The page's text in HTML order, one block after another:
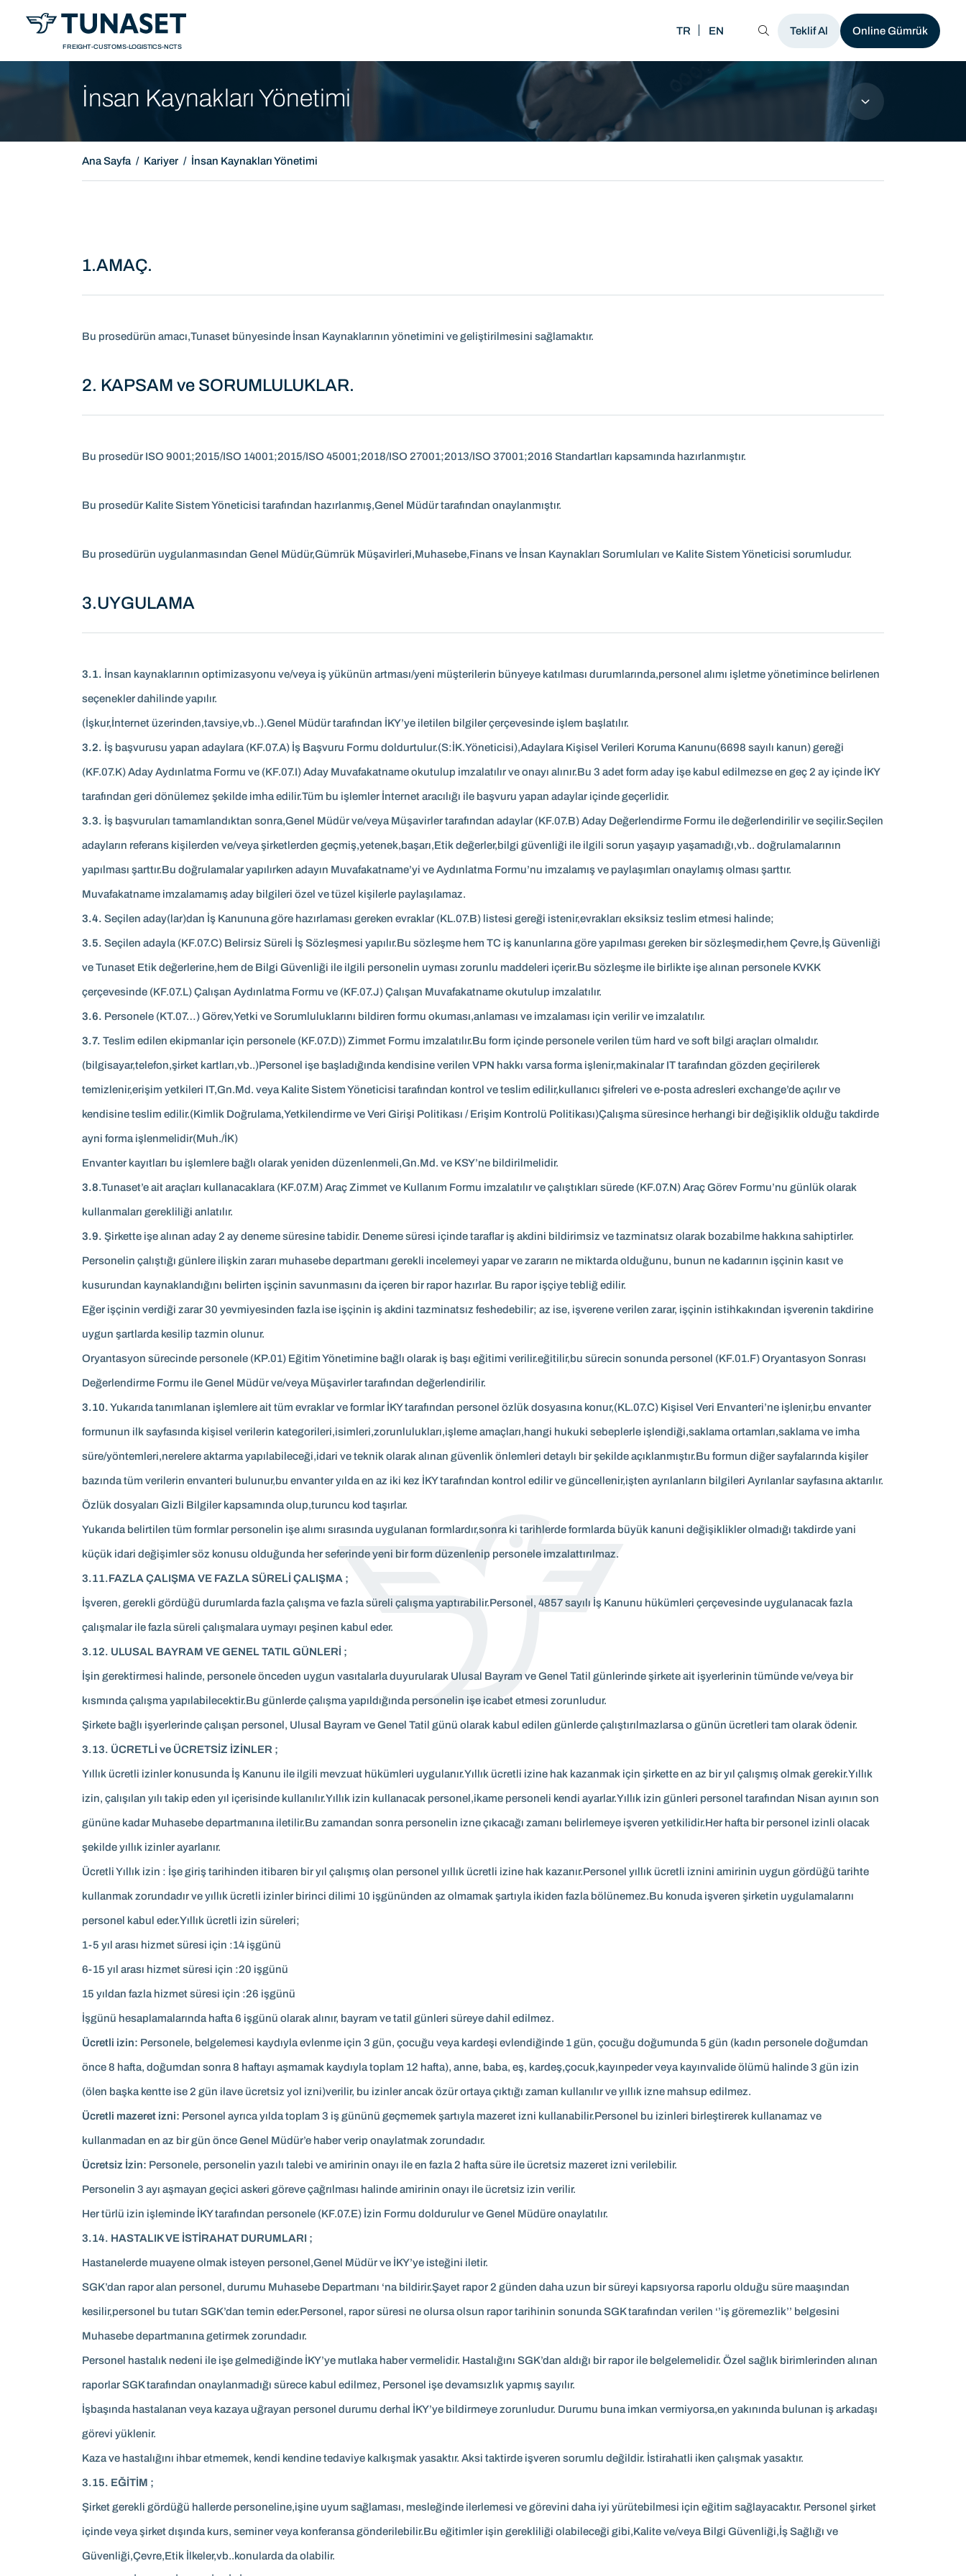
FREIGHT-CUSTOMS-LOGISTICS-NCTS
TR EN Teklif Al Online Gümrük
İnsan Kaynakları Yönetimi
Ana Sayfa Kariyer İnsan Kaynakları Yönetimi
1.AMAÇ.
Bu prosedürün amacı,Tunaset bünyesinde İnsan Kaynaklarının yönetimini ve geliştirilmesini sağlamaktır.
2. KAPSAM ve SORUMLULUKLAR.
Bu prosedür ISO 9001;2015/ISO 14001;2015/ISO 45001;2018/ISO 27001;2013/ISO 37001;2016 Standartları kapsamında hazırlanmıştır.
Bu prosedür Kalite Sistem Yöneticisi tarafından hazırlanmış,Genel Müdür tarafından onaylanmıştır.
Bu prosedürün uygulanmasından Genel Müdür,Gümrük Müşavirleri,Muhasebe,Finans ve İnsan Kaynakları Sorumluları ve Kalite Sistem Yöneticisi sorumludur.
3.UYGULAMA
3.1. İnsan kaynaklarının optimizasyonu ve/veya iş yükünün artması/yeni müşterilerin bünyeye katılması durumlarında,personel alımı işletme yönetimince belirlenen
seçenekler dahilinde yapılır.
(İşkur,İnternet üzerinden,tavsiye,vb..).Genel Müdür tarafından İKY’ye iletilen bilgiler çerçevesinde işlem başlatılır.
3.2. İş başvurusu yapan adaylara (KF.07.A) İş Başvuru Formu doldurtulur.(S:İK.Yöneticisi),Adaylara Kişisel Verileri Koruma Kanunu(6698 sayılı kanun) gereği
(KF.07.K) Aday Aydınlatma Formu ve (KF.07.I) Aday Muvafakatname okutulup imzalatılır ve onayı alınır.Bu 3 adet form aday işe kabul edilmezse en geç 2 ay içinde İKY
tarafından geri dönülemez şekilde imha edilir.Tüm bu işlemler İnternet aracılığı ile başvuru yapan adaylar içinde geçerlidir.
3.3. İş başvuruları tamamlandıktan sonra,Genel Müdür ve/veya Müşavirler tarafından adaylar (KF.07.B) Aday Değerlendirme Formu ile değerlendirilir ve seçilir.Seçilen
adayların referans kişilerden ve/veya şirketlerden geçmiş,yetenek,başarı,Etik değerler,bilgi güvenliği ile ilgili sorun yaşayıp yaşamadığı,vb.. doğrulamalarının
yapılması şarttır.Bu doğrulamalar yapılırken adayın Muvafakatname’yi ve Aydınlatma Formu’nu imzalamış ve paylaşımları onaylamış olması şarttır.
Muvafakatname imzalamamış aday bilgileri özel ve tüzel kişilerle paylaşılamaz.
3.4. Seçilen aday(lar)dan İş Kanununa göre hazırlaması gereken evraklar (KL.07.B) listesi gereği istenir,evrakları eksiksiz teslim etmesi halinde;
3.5. Seçilen adayla (KF.07.C) Belirsiz Süreli İş Sözleşmesi yapılır.Bu sözleşme hem TC iş kanunlarına göre yapılması gereken bir sözleşmedir,hem Çevre,İş Güvenliği
ve Tunaset Etik değerlerine,hem de Bilgi Güvenliği ile ilgili personelin uyması zorunlu maddeleri içerir.Bu sözleşme ile birlikte işe alınan personele KVKK
çerçevesinde (KF.07.L) Çalışan Aydınlatma Formu ve (KF.07.J) Çalışan Muvafakatname okutulup imzalatılır.
3.6. Personele (KT.07…) Görev,Yetki ve Sorumluluklarını bildiren formu okuması,anlaması ve imzalaması için verilir ve imzalatılır.
3.7. Teslim edilen ekipmanlar için personele (KF.07.D)) Zimmet Formu imzalatılır.Bu form içinde personele verilen tüm hard ve soft bilgi araçları olmalıdır.
(bilgisayar,telefon,şirket kartları,vb..)Personel işe başladığında kendisine verilen VPN hakkı varsa forma işlenir,makinalar IT tarafından gözden geçirilerek
temizlenir,erişim yetkileri IT,Gn.Md. veya Kalite Sistem Yöneticisi tarafından kontrol ve teslim edilir,kullanıcı şifreleri ve e-posta adresleri exchange’de açılır ve
kendisine teslim edilir.(Kimlik Doğrulama,Yetkilendirme ve Veri Girişi Politikası / Erişim Kontrolü Politikası)Çalışma süresince herhangi bir değişiklik olduğu takdirde
ayni forma işlenmelidir(Muh./İK)
Envanter kayıtları bu işlemlere bağlı olarak yeniden düzenlenmeli,Gn.Md. ve KSY’ne bildirilmelidir.
3.8.Tunaset’e ait araçları kullanacaklara (KF.07.M) Araç Zimmet ve Kullanım Formu imzalatılır ve çalıştıkları sürede (KF.07.N) Araç Görev Formu’nu günlük olarak
kullanmaları gerekliliği anlatılır.
3.9. Şirkette işe alınan aday 2 ay deneme süresine tabidir. Deneme süresi içinde taraflar iş akdini bildirimsiz ve tazminatsız olarak bozabilme hakkına sahiptirler.
Personelin çalıştığı günlere ilişkin zararı muhasebe departmanı gerekli incelemeyi yapar ve zararın ne miktarda olduğunu, bunun ne kadarının işçinin kasıt ve
kusurundan kaynaklandığını belirten işçinin savunmasını da içeren bir rapor hazırlar. Bu rapor işçiye tebliğ edilir.
Eğer işçinin verdiği zarar 30 yevmiyesinden fazla ise işçinin iş akdini tazminatsız feshedebilir; az ise, işverene verilen zarar, işçinin istihkakından işverenin takdirine
uygun şartlarda kesilip tazmin olunur.
Oryantasyon sürecinde personele (KP.01) Eğitim Yönetimine bağlı olarak iş başı eğitimi verilir.eğitilir,bu sürecin sonunda personel (KF.01.F) Oryantasyon Sonrası
Değerlendirme Formu ile Genel Müdür ve/veya Müşavirler tarafından değerlendirilir.
3.10.Yukarıda tanımlanan işlemlere ait tüm evraklar ve formlar İKY tarafından personel özlük dosyasına konur,(KL.07.C) Kişisel Veri Envanteri’ne işlenir,bu envanter
formunun ilk sayfasında kişisel verilerin kategorileri,isimleri,zorunlulukları,işleme amaçları,hangi hukuki sebeplerle işlendiği,saklama ortamları,saklama ve imha
süre/yöntemleri,nerelere aktarma yapılabileceği,idari ve teknik olarak alınan güvenlik önlemleri detaylı bir şekilde açıklanmıştır.Bu formun diğer sayfalarında kişiler
bazında tüm verilerin envanteri bulunur,bu envanter yılda en az iki kez İKY tarafından kontrol edilir ve güncellenir,işten ayrılanların bilgileri Ayrılanlar sayfasına aktarılır.
Özlük dosyaları Gizli Bilgiler kapsamında olup,turuncu kod taşırlar.
Yukarıda belirtilen tüm formlar personelin işe alımı sırasında uygulanan formlardır,sonra ki tarihlerde formlarda büyük kanuni değişiklikler olmadığı takdirde yani
küçük idari değişimler söz konusu olduğunda her seferinde yeni bir form düzenlenip personele imzalattırılmaz.
3.11.FAZLA ÇALIŞMA VE FAZLA SÜRELİ ÇALIŞMA ;
İşveren, gerekli gördüğü durumlarda fazla çalışma ve fazla süreli çalışma yaptırabilir.Personel, 4857 sayılı İş Kanunu hükümleri çerçevesinde uygulanacak fazla
çalışmalar ile fazla süreli çalışmalara uymayı peşinen kabul eder.
3.12. ULUSAL BAYRAM VE GENEL TATIL GÜNLERİ ;
İşin gerektirmesi halinde, personele önceden uygun vasıtalarla duyurularak Ulusal Bayram ve Genel Tatil günlerinde şirkete ait işyerlerinin tümünde ve/veya bir
kısmında çalışma yapılabilecektir.Bu günlerde çalışma yapıldığında personelin işe icabet etmesi zorunludur.
Şirkete bağlı işyerlerinde çalışan personel, Ulusal Bayram ve Genel Tatil günü olarak kabul edilen günlerde çalıştırılmazlarsa o günün ücretleri tam olarak ödenir.
3.13. ÜCRETLİ ve ÜCRETSİZ İZİNLER ;
Yıllık ücretli izinler konusunda İş Kanunu ile ilgili mevzuat hükümleri uygulanır.Yıllık ücretli izine hak kazanmak için şirkette en az bir yıl çalışmış olmak gerekir.Yıllık
izin, çalışılan yılı takip eden yıl içerisinde kullanılır.Yıllık izin kullanacak personel,ikame personeli kendi ayarlar.Yıllık izin günleri personel tarafından Nisan ayının son
gününe kadar Muhasebe departmanına iletilir.Bu zamandan sonra personelin izne çıkacağı zamanı belirlemeye işveren yetkilidir.Her hafta bir personel izinli olacak
şekilde yıllık izinler ayarlanır.
Ücretli Yıllık izin : İşe giriş tarihinden itibaren bir yıl çalışmış olan personel yıllık ücretli izine hak kazanır.Personel yıllık ücretli iznini amirinin uygun gördüğü tarihte
kullanmak zorundadır ve yıllık ücretli izinler birinci dilimi 10 işgününden az olmamak şartıyla ikiden fazla bölünemez.Bu konuda işveren şirketin uygulamalarını
personel kabul eder.Yıllık ücretli izin süreleri;
1-5 yıl arası hizmet süresi için :14 işgünü
6-15 yıl arası hizmet süresi için :20 işgünü
15 yıldan fazla hizmet süresi için :26 işgünü
İşgünü hesaplamalarında hafta 6 işgünü olarak alınır, bayram ve tatil günleri süreye dahil edilmez.
Ücretli izin: Personele, belgelemesi kaydıyla evlenme için 3 gün, çocuğu veya kardeşi evlendiğinde 1 gün, çocuğu doğumunda 5 gün (kadın personele doğumdan
önce 8 hafta, doğumdan sonra 8 haftayı aşmamak kaydıyla toplam 12 hafta), anne, baba, eş, kardeş,çocuk,kayınpeder veya kayınvalide ölümü halinde 3 gün izin
(ölen başka kentte ise 2 gün ilave ücretsiz yol izni)verilir, bu izinler ancak özür ortaya çıktığı zaman kullanılır ve yıllık izne mahsup edilmez.
Ücretli mazeret izni: Personel ayrıca yılda toplam 3 iş gününü geçmemek şartıyla mazeret izni kullanabilir.Personel bu izinleri birleştirerek kullanamaz ve
kullanmadan en az bir gün önce Genel Müdür’e haber verip onaylatmak zorundadır.
Ücretsiz İzin: Personele, personelin yazılı talebi ve amirinin onayı ile en fazla 2 hafta süre ile ücretsiz mazeret izni verilebilir.
Personelin 3 ayı aşmayan geçici askeri göreve çağrılması halinde amirinin onayı ile ücretsiz izin verilir.
Her türlü izin işleminde İKY tarafından personele (KF.07.E) İzin Formu doldurulur ve Genel Müdüre onaylatılır.
3.14. HASTALIK VE İSTİRAHAT DURUMLARI ;
Hastanelerde muayene olmak isteyen personel,Genel Müdür ve İKY’ye isteğini iletir.
SGK’dan rapor alan personel, durumu Muhasebe Departmanı ‘na bildirir.Şayet rapor 2 günden daha uzun bir süreyi kapsıyorsa raporlu olduğu süre maaşından
kesilir,personel bu tutarı SGK’dan temin eder.Personel, rapor süresi ne olursa olsun rapor tarihinin sonunda SGK tarafından verilen ‘’iş göremezlik’’ belgesini
Muhasebe departmanına getirmek zorundadır.
Personel hastalık nedeni ile işe gelmediğinde İKY’ye mutlaka haber vermelidir. Hastalığını SGK’dan aldığı bir rapor ile belgelemelidir. Özel sağlık birimlerinden alınan
raporlar SGK tarafından onaylanmadığı sürece kabul edilmez, Personel işe devamsızlık yapmış sayılır.
İşbaşında hastalanan veya kazaya uğrayan personel durumu derhal İKY’ye bildirmeye zorunludur. Durumu buna imkan vermiyorsa,en yakınında bulunan iş arkadaşı
görevi yüklenir.
Kaza ve hastalığını ihbar etmemek, kendi kendine tedaviye kalkışmak yasaktır. Aksi taktirde işveren sorumlu değildir. İstirahatli iken çalışmak yasaktır.
3.15. EĞİTİM ;
Şirket gerekli gördüğü hallerde personeline,işine uyum sağlaması, mesleğinde ilerlemesi ve görevini daha iyi yürütebilmesi için eğitim sağlayacaktır. Personel şirket
içinde veya şirket dışında kurs, seminer veya konferansa gönderilebilir.Bu eğitimler işin gerekliliği olabileceği gibi,Kalite ve/veya Bilgi Güvenliği,İş Sağlığı ve
Güvenliği,Çevre,Etik İlkeler,vb..konularda da olabilir.